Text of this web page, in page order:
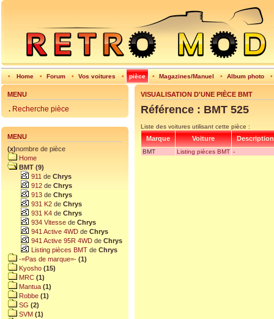
• Home • Forum • Vos voitures • pièce • Magazines/Manuel • Album photo •
MENU
. Recherche pièce
MENU
(x)nombre de pièce
Home
BMT (9)
911 de Chrys
912 de Chrys
913 de Chrys
931 K2 de Chrys
931 K4 de Chrys
934 Vitesse de Chrys
941 Active 4WD de Chrys
941 Active 95R 4WD de Chrys
Listing pièces BMT de Chrys
-=Pas de marque=- (1)
Kyosho (15)
MRC (1)
Mantua (1)
Robbe (1)
SG (2)
SVM (1)
VISUALISATION D'UNE PIÈCE BMT
Référence : BMT 525
Liste des voitures utilisant cette pièce :
Marque Voiture
BMT Listing pièces BMT -